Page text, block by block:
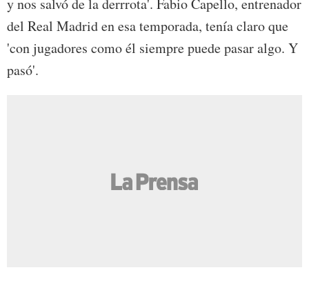
y nos salvó de la derrrota'. Fabio Capello, entrenador
del Real Madrid en esa temporada, tenía claro que
'con jugadores como él siempre puede pasar algo. Y
pasó'.